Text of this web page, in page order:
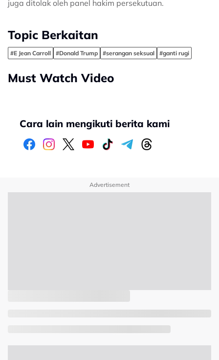
juga ditolak oleh panel hakim persekutuan.
Topic Berkaitan
#E Jean Carroll #Donald Trump #serangan seksual #ganti rugi
Must Watch Video
Cara lain mengikuti berita kami
Advertisement